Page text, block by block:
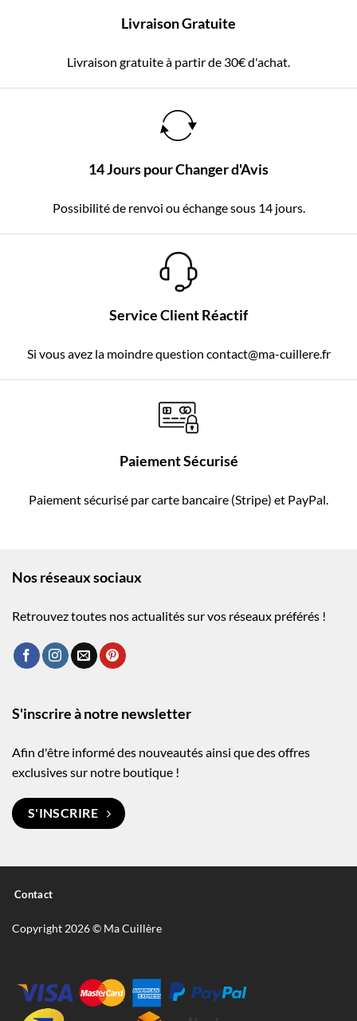
Livraison Gratuite
Livraison gratuite à partir de 30€ d'achat.
14 Jours pour Changer d'Avis
Possibilité de renvoi ou échange sous 14 jours.
Service Client Réactif
Si vous avez la moindre question contact@ma-cuillere.fr
Paiement Sécurisé
Paiement sécurisé par carte bancaire (Stripe) et PayPal.
Nos réseaux sociaux
Retrouvez toutes nos actualités sur vos réseaux préférés !
S'inscrire à notre newsletter
Afin d'être informé des nouveautés ainsi que des offres
exclusives sur notre boutique !
S'INSCRIRE
Contact
Copyright 2026 © Ma Cuillère